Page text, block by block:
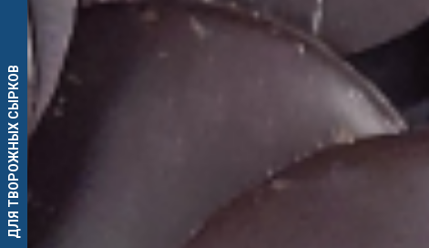
ДЛЯ ТВОРОЖНЫХ СЫРКОВ